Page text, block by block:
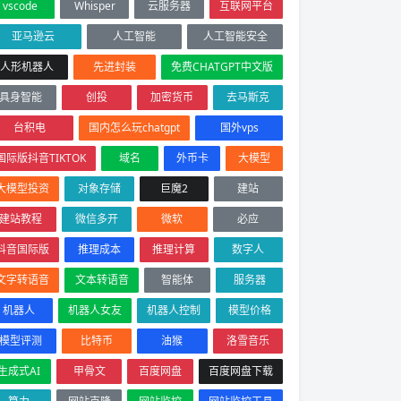
vscode Whisper 云服务器
互联网平台
亚马逊云
人工智能
人工智能安全
人形机器人
先进封装
免费CHATGPT中文版
具身智能
创投 加密货币
去马斯克
台积电
国内怎么玩chatgpt
国外vps
际版抖音TIKTOK
域名 外币卡
大模型
模型投资
对象存储 巨魔2
建站
建站教程
微信多开 微软
必应
音国际版
推理成本 推理计算
数字人
字转语音
文本转语音 智能体
服务器
机器人
机器人女友 机器人控制
模型价格
模型评测
比特币 油猴
洛雪音乐
成式AI
甲骨文 百度网盘
百度网盘下载